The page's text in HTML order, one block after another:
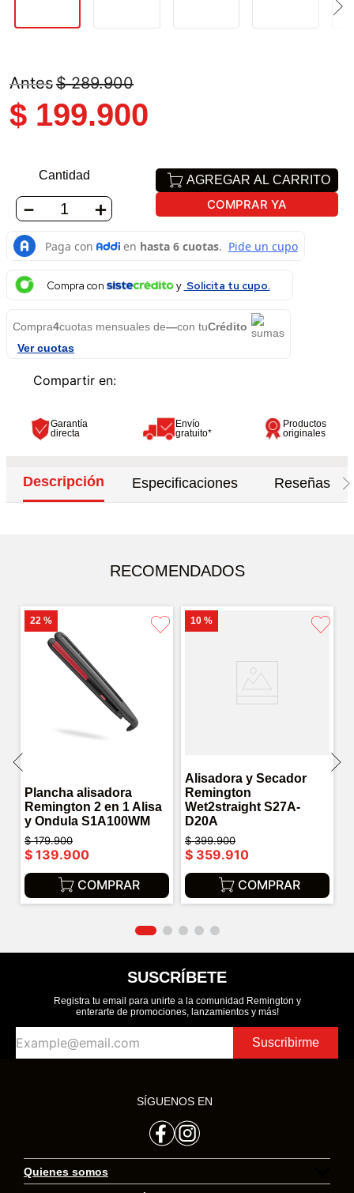
$ 289.900
$ 199.900
Cantidad
＋
－
AGREGAR AL CARRITO
COMPRAR YA
Compra con Solicita tu cupo.
Compra4cuotas mensuales de—con tuCrédito
Ver cuotas
Garantía
directa
Envío
gratuito*
Productos
originales
Descripción Especificaciones Reseñas
RECOMENDADOS
22 %
Plancha alisadora
Remington 2 en 1 Alisa
y Ondula S1A100WM
$ 179.900
$ 139.900
COMPRAR
10 %
Alisadora y Secador
Remington
Wet2straight S27A-
D20A
$ 399.900
$ 359.910
COMPRAR
SUSCRÍBETE
Registra tu email para unirte a la comunidad Remington y
enterarte de promociones, lanzamientos y más!
Suscribirme
SÍGUENOS EN
Quienes somos